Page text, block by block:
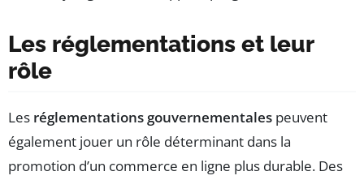
Les réglementations et leur
rôle
Les réglementations gouvernementales peuvent
également jouer un rôle déterminant dans la
promotion d’un commerce en ligne plus durable. Des